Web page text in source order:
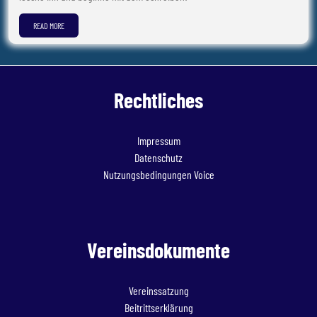
READ MORE
Rechtliches
Impressum
Datenschutz
Nutzungsbedingungen Voice
Vereinsdokumente
Vereinssatzung
Beitrittserklärung